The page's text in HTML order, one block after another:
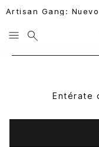
Artisan Gang:
Entérate